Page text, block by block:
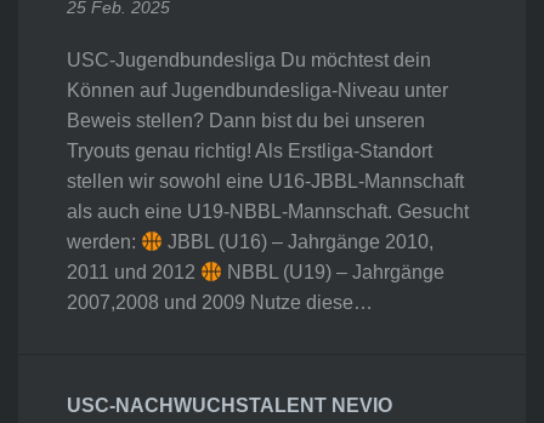
25 Feb. 2025
USC-Jugendbundesliga Du möchtest dein
Können auf Jugendbundesliga-Niveau unter
Beweis stellen? Dann bist du bei unseren
Tryouts genau richtig! Als Erstliga-Standort
stellen wir sowohl eine U16-JBBL-Mannschaft
als auch eine U19-NBBL-Mannschaft. Gesucht
werden:
JBBL (U16) – Jahrgänge 2010,
2011 und 2012
NBBL (U19) – Jahrgänge
2007,2008 und 2009 Nutze diese…
USC-NACHWUCHSTALENT NEVIO